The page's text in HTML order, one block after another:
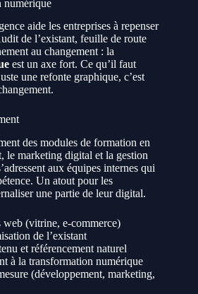
numérique
aide les entreprises à repenser
de l’existant, feuille de route
au changement : la
est un axe fort. Ce qu’il faut
une refonte graphique, c’est
des modules de formation en
le marketing digital et la gestion
aux équipes internes qui
Un atout pour les
une partie de leur digital.
web (vitrine, e‑commerce)
de l’existant
et référencement naturel
à la transformation numérique
(développement, marketing,